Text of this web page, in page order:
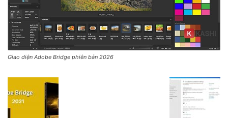
Giao diện Adobe Bridge phiên bản 2026